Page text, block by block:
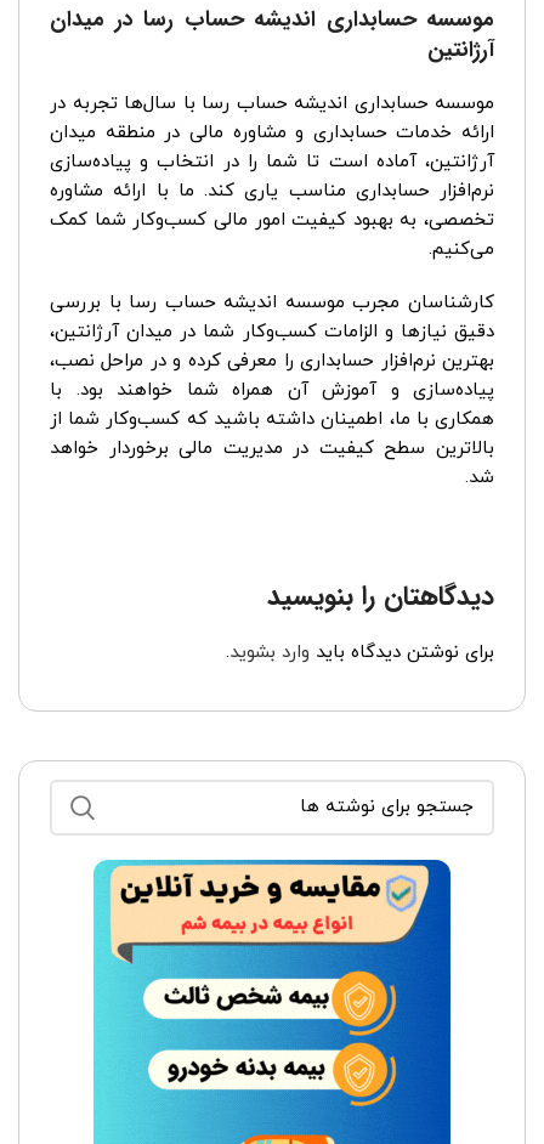
موسسه حسابداری اندیشه حساب رسا در میدان
آرژانتین
موسسه حسابداری اندیشه حساب رسا با سال‌ها تجربه در
ارائه خدمات حسابداری و مشاوره مالی در منطقه میدان
آرژانتین، آماده است تا شما را در انتخاب و پیاده‌سازی
نرم‌افزار حسابداری مناسب یاری کند. ما با ارائه مشاوره
تخصصی، به بهبود کیفیت امور مالی کسب‌وکار شما کمک
می‌کنیم.
کارشناسان مجرب موسسه اندیشه حساب رسا با بررسی
دقیق نیازها و الزامات کسب‌وکار شما در میدان آرژانتین،
بهترین نرم‌افزار حسابداری را معرفی کرده و در مراحل نصب،
پیاده‌سازی و آموزش آن همراه شما خواهند بود. با
همکاری با ما، اطمینان داشته باشید که کسب‌وکار شما از
بالاترین سطح کیفیت در مدیریت مالی برخوردار خواهد
شد.
دیدگاهتان را بنویسید
برای نوشتن دیدگاه باید وارد بشوید.